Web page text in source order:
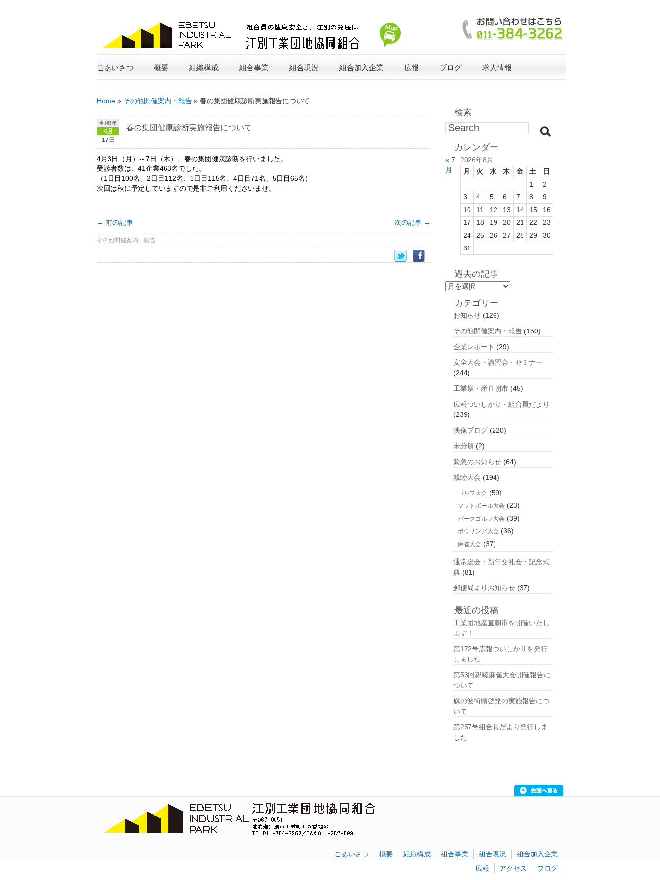
ごあいさつ 概要 組織構成 組合事業 組合現況 組合加入企業 広報 ブログ 求人情報
Home » その他開催案内・報告 » 春の集団健康診断実施報告について
令和5年
4月
17日
春の集団健康診断実施報告について
4月3日（月）～7日（木）、春の集団健康診断を行いました。
受診者数は、41企業463名でした。
（1日目100名、2日目112名、3日目115名、4日目71名、5日目65名）
次回は秋に予定していますので是非ご利用くださいませ。
← 前の記事 次の記事 →
その他開催案内・報告
検索
カレンダー
2026年8月
月
火 水 木 金 土
日
1
2
3
4 5 6 7 8
9
10
11 12 13 14 15
16
17
18 19 20 21 22
23
24
25 26 27 28 29
30
31
« 7
月
過去の記事
過
カテゴリー
お知らせ (126)
その他開催案内・報告 (150)
企業レポート (29)
安全大会・講習会・セミナー
(244)
工業祭・産直朝市 (45)
広報ついしかり・組合員だより
(239)
映像ブログ (220)
未分類 (2)
緊急のお知らせ (64)
親睦大会 (194)
ゴルフ大会 (59)
ソフトボール大会 (23)
パークゴルフ大会 (39)
ボウリング大会 (36)
麻雀大会 (37)
通常総会・新年交礼会・記念式
典 (81)
郵便局よりお知らせ (37)
最近の投稿
工業団地産直朝市を開催いたし
ます！
第172号広報ついしかりを発行
しました
第53回親睦麻雀大会開催報告に
ついて
旗の波街頭啓発の実施報告につ
いて
第257号組合員だより発行しま
した
ごあいさつ 概要 組織構成 組合事業 組合現況
組合加入企業
広報
アクセス ブログ